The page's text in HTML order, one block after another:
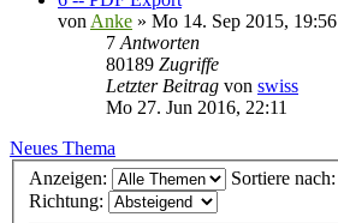
von Anke » Mo 14. Sep 2015, 19:56
7 Antworten
80189 Zugriffe
Letzter Beitrag von swiss
Mo 27. Jun 2016, 22:11
Neues Thema
Anzeigen:
Sortiere nach:
Richtung: